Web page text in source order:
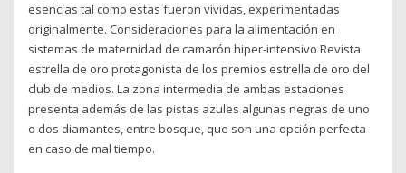
esencias tal como estas fueron vividas, experimentadas
originalmente. Consideraciones para la alimentación en
sistemas de maternidad de camarón hiper-intensivo Revista
estrella de oro protagonista de los premios estrella de oro del
club de medios. La zona intermedia de ambas estaciones
presenta además de las pistas azules algunas negras de uno
o dos diamantes, entre bosque, que son una opción perfecta
en caso de mal tiempo.